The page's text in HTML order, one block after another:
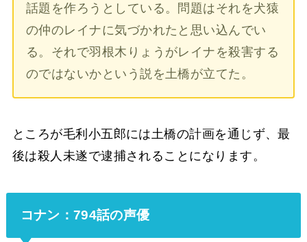
話題を作ろうとしている。問題はそれを犬猿
の仲のレイナに気づかれたと思い込んでい
る。それで羽根木りょうがレイナを殺害する
のではないかという説を土橋が立てた。
ところが毛利小五郎には土橋の計画を通じず、最
後は殺人未遂で逮捕されることになります。
コナン：794話の声優